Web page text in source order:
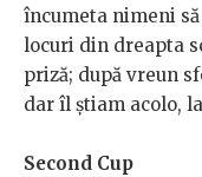
încumeta nimeni
locuri din dreapta
priză; după vreun
dar îl știam acolo,
Second Cup